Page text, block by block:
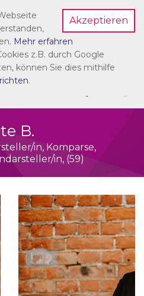
Dein Account
B.
in, Komparse,
in, (59)
Akzeptieren
Mehr erfahren
z.B. durch Google
können Sie dies mithilfe
.